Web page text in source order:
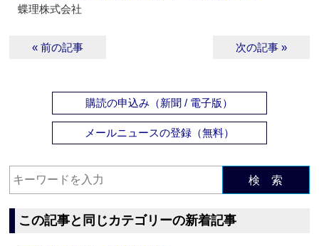
蝶理株式会社
« 前の記事 次の記事 »
購読の申込み（新聞 / 電子版）
メールニュースの登録（無料）
検 索
この記事と同じカテゴリーの新着記事